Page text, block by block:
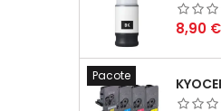
Preço
8,90 €
Pacote